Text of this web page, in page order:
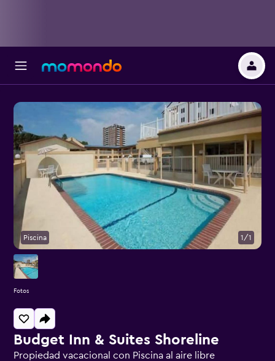
Budget Inn & Suites Shoreline
Propiedad vacacional con Piscina al aire libre
Piscina 1/1
Fotos